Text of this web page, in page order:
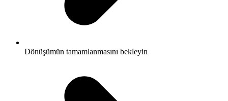
Dönüşümün tamamlanmasını bekleyin